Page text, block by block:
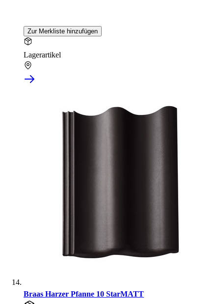
Zur Merkliste hinzufügen
Lagerartikel
Braas Harzer Pfanne 10 StarMATT